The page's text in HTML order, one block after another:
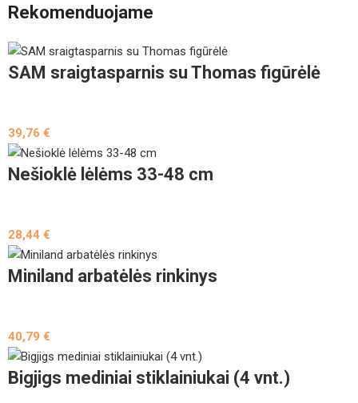
Rekomenduojame
SAM sraigtasparnis su Thomas figūrėlė
39,76€
Nešioklė lėlėms 33-48 cm
28,44€
Miniland arbatėlės rinkinys
40,79€
Bigjigs mediniai stiklainiukai (4 vnt.)